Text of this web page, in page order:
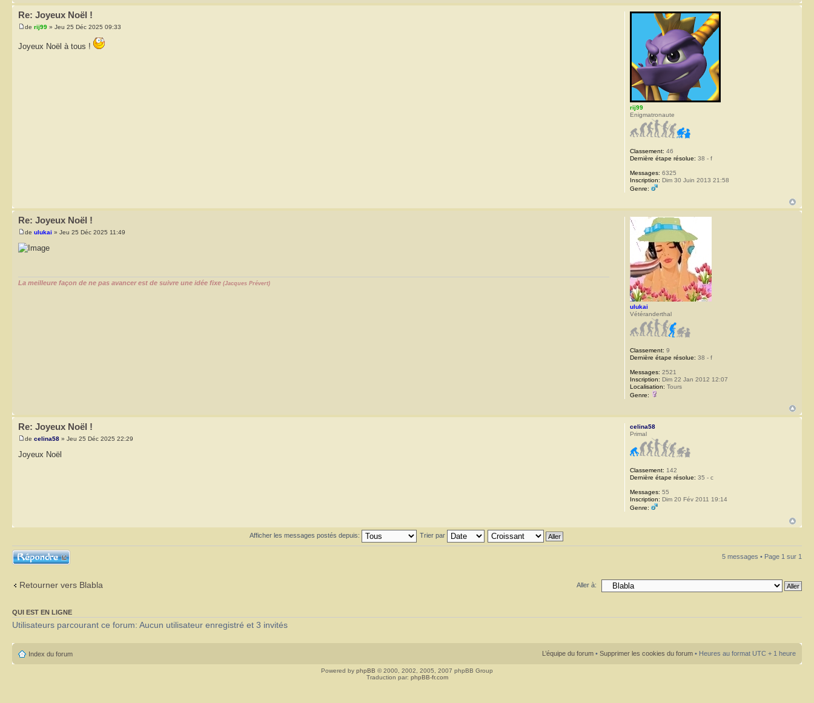
Re: Joyeux Noël !
de rij99 » Jeu 25 Déc 2025 09:33
Joyeux Noël à tous !
rij99
Enigmatronaute
Classement: 46
Dernière étape résolue: 38 - f
Messages: 6325
Inscription: Dim 30 Juin 2013 21:58
Genre:
Re: Joyeux Noël !
de ulukai » Jeu 25 Déc 2025 11:49
La meilleure façon de ne pas avancer est de suivre une idée fixe (Jacques Prévert)
ulukai
Vétéranderthal
Classement: 9
Dernière étape résolue: 38 - f
Messages: 2521
Inscription: Dim 22 Jan 2012 12:07
Localisation: Tours
Genre:
Re: Joyeux Noël !
de celina58 » Jeu 25 Déc 2025 22:29
Joyeux Noël
celina58
Primal
Classement: 142
Dernière étape résolue: 35 - c
Messages: 55
Inscription: Dim 20 Fév 2011 19:14
Genre:
Afficher les messages postés depuis: Trier par
Répondre 5 messages • Page 1 sur 1
Retourner vers Blabla Aller à:
QUI EST EN LIGNE
Utilisateurs parcourant ce forum: Aucun utilisateur enregistré et 3 invités
Index du forum L’équipe du forum • Supprimer les cookies du forum • Heures au format UTC + 1 heure
Powered by phpBB © 2000, 2002, 2005, 2007 phpBB Group
Traduction par: phpBB-fr.com